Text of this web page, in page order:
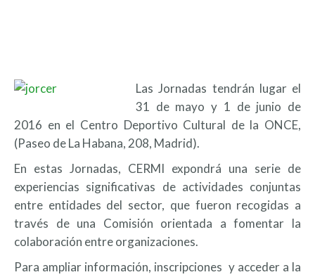
Las Jornadas tendrán lugar el
31 de mayo y 1 de junio de
2016 en el Centro Deportivo Cultural de la ONCE,
(Paseo de La Habana, 208, Madrid).
En estas Jornadas, CERMI expondrá una serie de
experiencias significativas de actividades conjuntas
entre entidades del sector, que fueron recogidas a
través de una Comisión orientada a fomentar la
colaboración entre organizaciones.
Para ampliar información, inscripciones y acceder a la